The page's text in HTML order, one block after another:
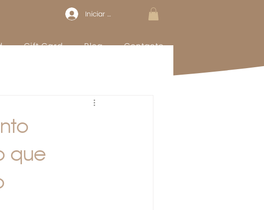
Iniciar sesión
Gift Card Blog Contacto
que